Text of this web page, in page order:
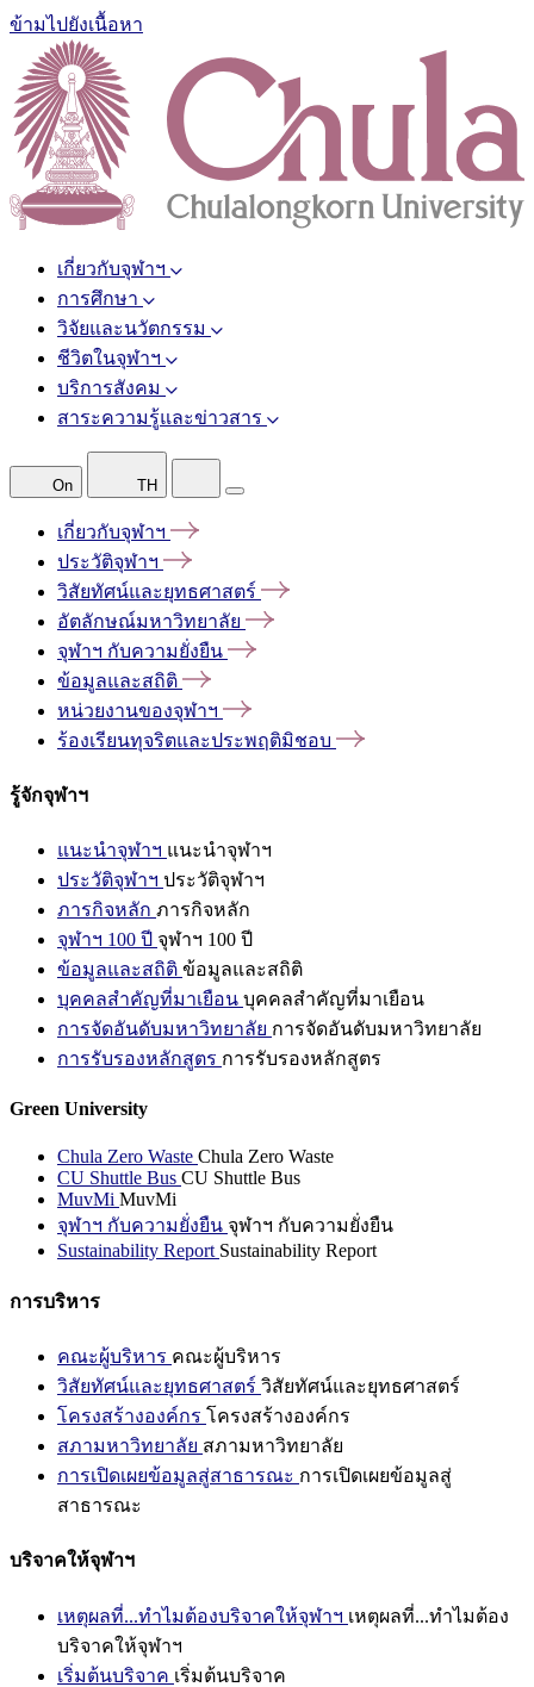
ข้ามไปยังเนื้อหา
เกี่ยวกับจุฬาฯ
การศึกษา
วิจัยและนวัตกรรม
ชีวิตในจุฬาฯ
บริการสังคม
สาระความรู้และข่าวสาร
On TH
เกี่ยวกับจุฬาฯ
ประวัติจุฬาฯ
วิสัยทัศน์และยุทธศาสตร์
อัตลักษณ์มหาวิทยาลัย
จุฬาฯ กับความยั่งยืน
ข้อมูลและสถิติ
หน่วยงานของจุฬาฯ
ร้องเรียนทุจริตและประพฤติมิชอบ
รู้จักจุฬาฯ
แนะนำจุฬาฯ แนะนำจุฬาฯ
ประวัติจุฬาฯ ประวัติจุฬาฯ
ภารกิจหลัก ภารกิจหลัก
จุฬาฯ 100 ปี จุฬาฯ 100 ปี
ข้อมูลและสถิติ ข้อมูลและสถิติ
บุคคลสำคัญที่มาเยือน บุคคลสำคัญที่มาเยือน
การจัดอันดับมหาวิทยาลัย การจัดอันดับมหาวิทยาลัย
การรับรองหลักสูตร การรับรองหลักสูตร
Green University
Chula Zero Waste Chula Zero Waste
CU Shuttle Bus CU Shuttle Bus
MuvMi MuvMi
จุฬาฯ กับความยั่งยืน จุฬาฯ กับความยั่งยืน
Sustainability Report Sustainability Report
การบริหาร
คณะผู้บริหาร คณะผู้บริหาร
วิสัยทัศน์และยุทธศาสตร์ วิสัยทัศน์และยุทธศาสตร์
โครงสร้างองค์กร โครงสร้างองค์กร
สภามหาวิทยาลัย สภามหาวิทยาลัย
การเปิดเผยข้อมูลสู่สาธารณะ การเปิดเผยข้อมูลสู่
สาธารณะ
บริจาคให้จุฬาฯ
เหตุผลที่...ทำไมต้องบริจาคให้จุฬาฯ เหตุผลที่...ทำไมต้อง
บริจาคให้จุฬาฯ
เริ่มต้นบริจาค เริ่มต้นบริจาค